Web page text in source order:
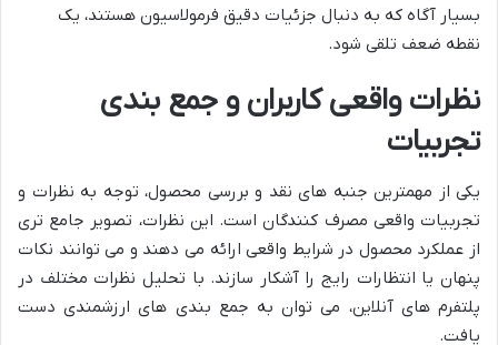
بسیار آگاه که به دنبال جزئیات دقیق فرمولاسیون هستند، یک
نقطه ضعف تلقی شود.
نظرات واقعی کاربران و جمع بندی
تجربیات
یکی از مهمترین جنبه های نقد و بررسی محصول، توجه به نظرات و
تجربیات واقعی مصرف کنندگان است. این نظرات، تصویر جامع تری
از عملکرد محصول در شرایط واقعی ارائه می دهند و می توانند نکات
پنهان یا انتظارات رایج را آشکار سازند. با تحلیل نظرات مختلف در
پلتفرم های آنلاین، می توان به جمع بندی های ارزشمندی دست
یافت.